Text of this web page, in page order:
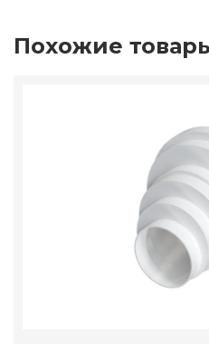
Похожие